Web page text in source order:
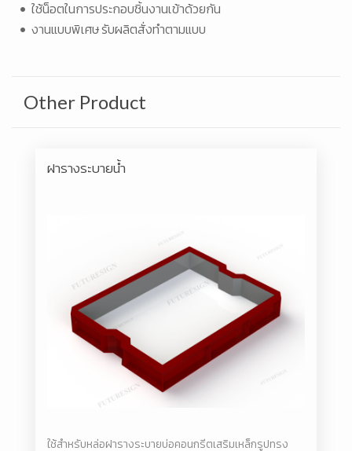
• ใช้น็อตในการประกอบชิ้นงานเข้าด้วยกัน
• งานแบบพิเศษ รับผลิตสั่งทำตามแบบ
Other Product
ฝารางระบายน้ำ
ใช้สำหรับหล่อฝารางระบายบ่อคอนกรีตเสริมเหล็กรูปทรง